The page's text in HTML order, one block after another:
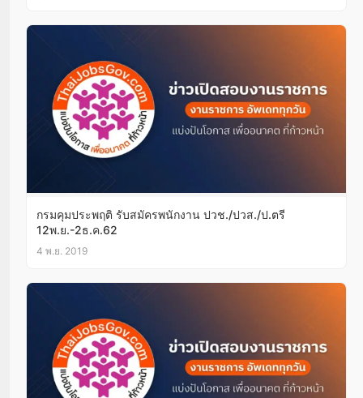
กรมคุมประพฤติ รับสมัครพนักงาน ปวช./ปวส./ป.ตรี
12พ.ย.-2ธ.ค.62
4 พ.ย. 2019